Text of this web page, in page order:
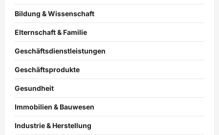
Bildung & Wissenschaft
Elternschaft & Familie
Geschäftsdienstleistungen
Geschäftsprodukte
Gesundheit
Immobilien & Bauwesen
Industrie & Herstellung